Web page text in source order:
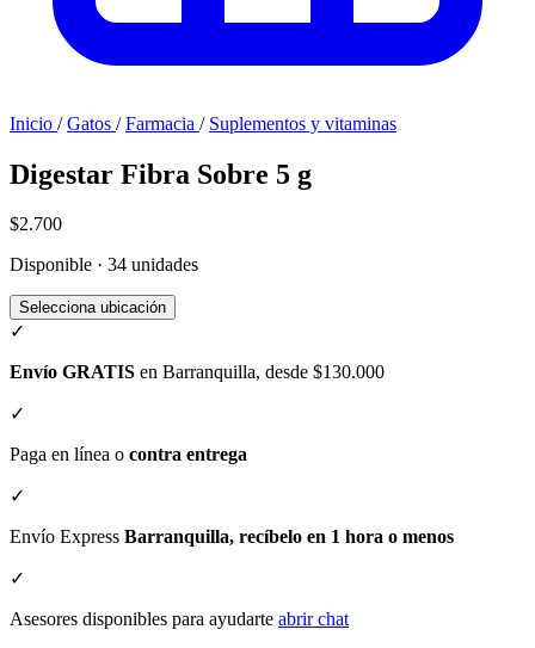
Inicio / Gatos / Farmacia / Suplementos y vitaminas
Digestar Fibra Sobre 5 g
$2.700
Disponible · 34 unidades
Selecciona ubicación
✓
Envío GRATIS en Barranquilla, desde $130.000
✓
Paga en línea o contra entrega
✓
Envío Express Barranquilla, recíbelo en 1 hora o menos
✓
Asesores disponibles para ayudarte abrir chat